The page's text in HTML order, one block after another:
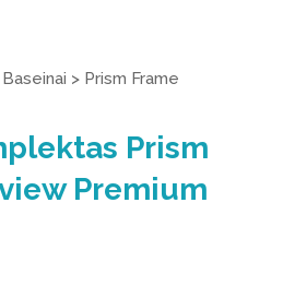
Baseinai > Prism Frame
Prism
Premium